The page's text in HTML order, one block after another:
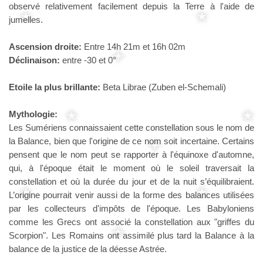
observé relativement facilement depuis la Terre à l'aide de
jumelles.
Ascension droite: Entre 14h 21m et 16h 02m
Déclinaison: entre -30 et 0°
Etoile la plus brillante: Beta Librae (Zuben el-Schemali)
Mythologie:
Les Sumériens connaissaient cette constellation sous le nom de
la Balance, bien que l'origine de ce nom soit incertaine. Certains
pensent que le nom peut se rapporter à l'équinoxe d'automne,
qui, à l'époque était le moment où le soleil traversait la
constellation et où la durée du jour et de la nuit s’équilibraient.
L’origine pourrait venir aussi de la forme des balances utilisées
par les collecteurs d'impôts de l'époque. Les Babyloniens
comme les Grecs ont associé la constellation aux "griffes du
Scorpion". Les Romains ont assimilé plus tard la Balance à la
balance de la justice de la déesse Astrée.